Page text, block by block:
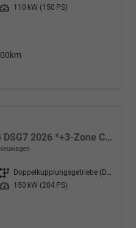
Leistung 110 kW (150 PS)
2.0 TSI 204PS/150kW 4x4 DSG7 2026 *+3-Zone Climatronic +ACC +Smart Amb*
Neuwagen
Getriebe
Doppelkupplungsgetriebe (DSG)
Leistung 150 kW (204 PS)